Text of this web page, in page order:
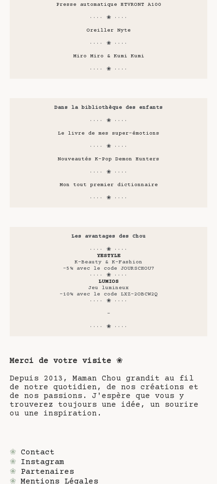
Presse automatique HTVRONT A100
···· ❀ ····
Oreiller Nyte
···· ❀ ····
Miro Miro & Kumi Kumi
···· ❀ ····
Dans la bibliothèque des enfants
···· ❀ ····
Le livre de mes super-émotions
···· ❀ ····
Nouveautés K-Pop Demon Hunters
···· ❀ ····
Mon tout premier dictionnaire
···· ❀ ····
Les avantages des Chou
···· ❀ ····
YESTYLE
K-Beauty & K-Fashion
-5% avec le code JOURSCHOU7
···· ❀ ····
LUMIOS
Jeu lumineux
-10% avec le code LXZ-2OBCW2Q
···· ❀ ····
-
···· ❀ ····
Merci de votre visite ❀
Depuis 2013, Maman Chou grandit au fil
de notre quotidien, de nos créations et
de nos passions. J'espère que vous y
trouverez toujours une idée, un sourire
ou une inspiration.
❀ Contact
❀ Instagram
❀ Partenaires
❀ Mentions Légales